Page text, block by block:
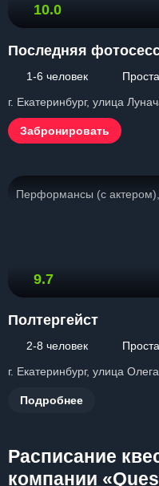
10.0
Последняя
1-6 человек
г. Екатеринбург, улица
Забронировать
Перформансы (с
9.7
Полтергейст
2-8 человек
г. Екатеринбург, улица
Подробнее
Расписание
компании